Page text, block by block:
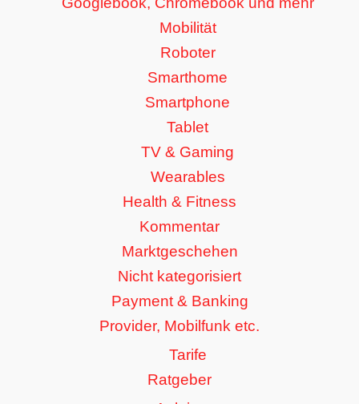
Mobilität
Roboter
Smarthome
Smartphone
Tablet
TV & Gaming
Wearables
Health & Fitness
Kommentar
Marktgeschehen
Nicht kategorisiert
Payment & Banking
Provider, Mobilfunk etc.
Tarife
Ratgeber